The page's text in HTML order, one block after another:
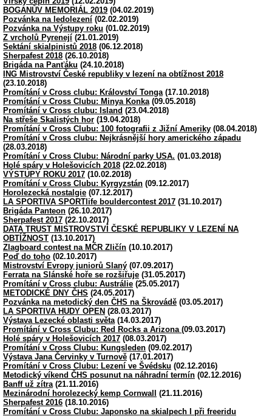
BOGANŮV MEMORIÁL 2019 (04.02.2019)
Pozvánka na ledolezení (02.02.2019)
Pozvánka na Výstupy roku (01.02.2019)
Z vrcholů Pyrenejí (21.01.2019)
Sektání skialpinistů 2018 (06.12.2018)
Sherpafest 2018 (26.10.2018)
Brigáda na Panťáku (24.10.2018)
ING Mistrovství České republiky v lezení na obtížnost 2018
(23.10.2018)
Promítání v Cross clubu: Království Tonga (17.10.2018)
Promítání v Cross Clubu: Minya Konka (09.05.2018)
Promítání v Cross clubu: Island (23.04.2018)
Na střeše Skalistých hor (19.04.2018)
Promítání v Cross Clubu: 100 fotografii z Jižní Ameriky (08.04.2018)
Promítání v Cross clubu: Nejkrásnější hory amerického západu
(28.03.2018)
Promítání v Cross Clubu: Národní parky USA. (01.03.2018)
Holé spáry v Holešovicích 2018 (22.02.2018)
VÝSTUPY ROKU 2017 (10.02.2018)
Promítání v Cross Clubu: Kyrgyzstán (09.12.2017)
Horolezecká nostalgie (07.12.2017)
LA SPORTIVA SPORTlife bouldercontest 2017 (31.10.2017)
Brigáda Panteon (26.10.2017)
Sherpafest 2017 (22.10.2017)
DATA TRUST MISTROVSTVÍ ČESKÉ REPUBLIKY V LEZENÍ NA
OBTÍŽNOST (13.10.2017)
Zlagboard contest na MČR Zličín (10.10.2017)
Poď do toho (02.10.2017)
Mistrovství Evropy juniorů Slaný (07.09.2017)
Ferrata na Slánské hoře se rozšiřuje (31.05.2017)
Promítání v Cross clubu: Austrálie (25.05.2017)
METODICKÉ DNY ČHS (24.05.2017)
Pozvánka na metodický den ČHS na Škrovádě (03.05.2017)
LA SPORTIVA HUDY OPEN (28.03.2017)
Výstava Lezecké oblasti světa (14.03.2017)
Promítání v Cross Clubu: Red Rocks a Arizona (09.03.2017)
Holé spáry v Holešovicích 2017 (08.03.2017)
Promítání v Cross Clubu: Kungsleden (09.02.2017)
Výstava Jana Červinky v Turnově (17.01.2017)
Promítání v Cross Clubu: Lezení ve Švédsku (02.12.2016)
Metodický víkend ČHS posunut na náhradní termín (02.12.2016)
Banff už zítra (21.11.2016)
Mezinárodní horolezecký kemp Cornwall
(21.11.2016)
Sherpafest 2016 (18.10.2016)
Promítání v Cross Clubu: Japonsko na skialpech I při freeridu